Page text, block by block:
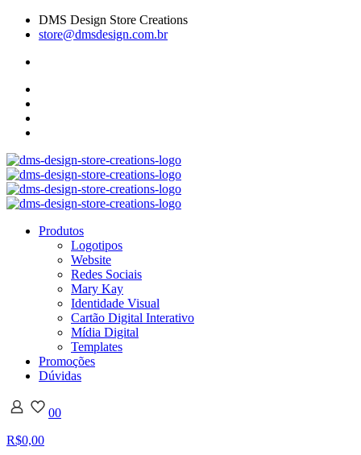
DMS Design Store Creations
store@dmsdesign.com.br
Produtos
Logotipos
Website
Redes Sociais
Mary Kay
Identidade Visual
Cartão Digital Interativo
Mídia Digital
Templates
Promoções
Dúvidas
00
R$0,00